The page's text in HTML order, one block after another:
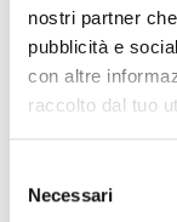
nostri partner
pubblicità e
con altre
raccolto dal tuo
delNecessari